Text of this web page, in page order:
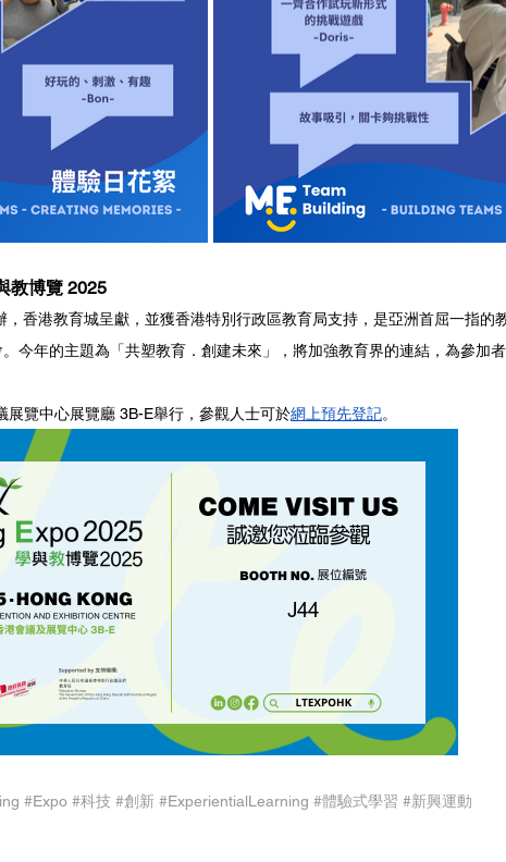
教博覽 2025
，香港教育城呈獻，並獲香港特別行政區教育局支持，是亞洲首屈一指的
今年的主題為「共塑教育．創建未來」，將加強教育界的連結，為參加
覽中心展覽廳 3B-E舉行，參觀人士可於網上預先登記。
#Expo #科技 #創新 #ExperientialLearning #體驗式學習 #新興運動